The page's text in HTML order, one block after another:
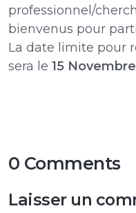
professionnel/
bienvenus pour
La date limite pour
sera le 15 Novembre
0 Comments
Laisser un